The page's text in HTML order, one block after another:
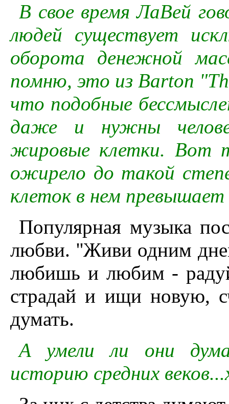
В свое время ЛаВей
людей существует
оборота денежной
помню, это из Barton
что подобные
даже и нужны
жировые клетки. Вот
ожирело до такой
клеток в нем
Популярная музыка
любви. ''Живи одним
любишь и любим -
страдай и ищи новую,
думать.
А умели ли они
историю средних